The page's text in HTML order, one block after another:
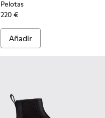
Pelotas
220 €
Añadir